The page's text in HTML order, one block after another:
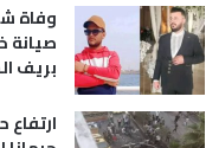
وفاة
صيانة
بريف